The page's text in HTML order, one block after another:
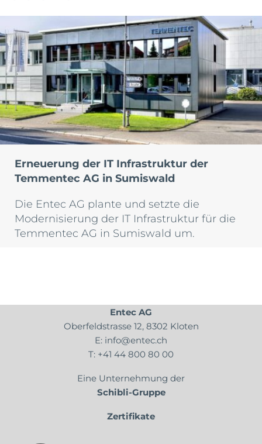
Erneuerung der IT Infrastruktur der
Temmentec AG in Sumiswald
Die Entec AG plante und setzte die
Modernisierung der IT Infrastruktur für die
Temmentec AG in Sumiswald um.
Entec AG
Oberfeldstrasse 12, 8302 Kloten
E: info@entec.ch
T: +41 44 800 80 00
Eine Unternehmung der
Schibli-Gruppe
Zertifikate